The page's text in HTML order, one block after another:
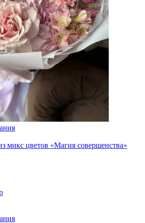
микс цветов «Магия совершенства»